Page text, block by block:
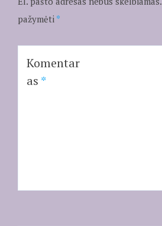
pažymėti *
Komentar
as *